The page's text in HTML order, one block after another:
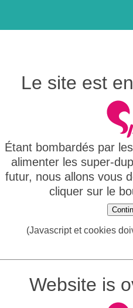
Le site est
Étant bombardés par
alimenter les super-
futur, nous allons vous
cliquer sur le
(Javascript et cookies
Website is